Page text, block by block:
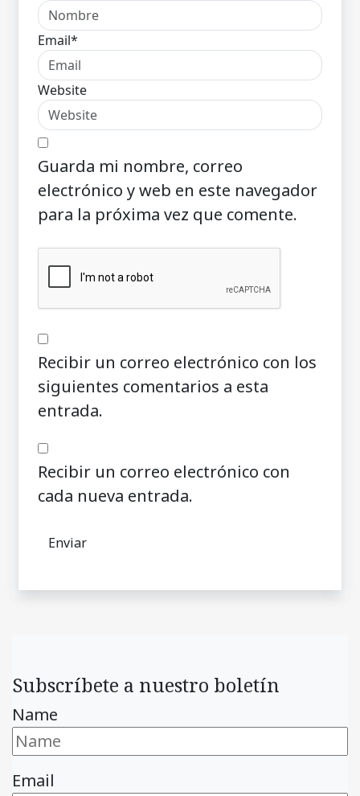
Email*
Website
Guarda mi nombre, correo
electrónico y web en este navegador
para la próxima vez que comente.
Recibir un correo electrónico con los
siguientes comentarios a esta
entrada.
Recibir un correo electrónico con
cada nueva entrada.
Subscríbete a nuestro boletín
Name
Email